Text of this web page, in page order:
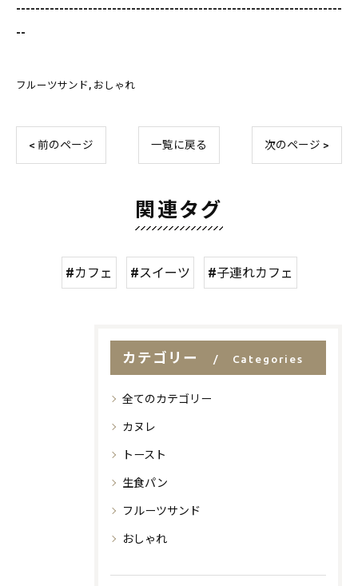
--------------------------------------------------------------------
--
フルーツサンド おしゃれ
< 前のページ 一覧に戻る 次のページ >
関連タグ
#カフェ #スイーツ #子連れカフェ
カテゴリー Categories
全てのカテゴリー
カヌレ
トースト
生食パン
フルーツサンド
おしゃれ